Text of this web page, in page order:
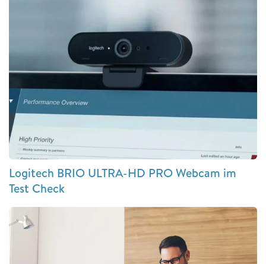
Logitech BRIO ULTRA-HD PRO Webcam im
Test Check